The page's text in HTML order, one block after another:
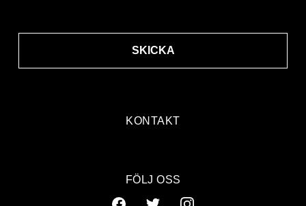
KONTAKT
SKICKA
FÖLJ OSS